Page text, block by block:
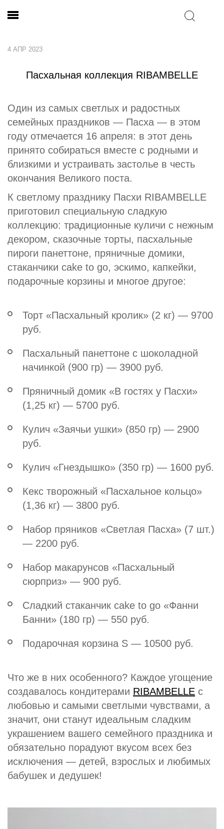
4 АПР 2023
Пасхальная коллекция RIBAMBELLE
Один из самых светлых и радостных
семейных праздников — Пасха — в этом
году отмечается 16 апреля: в этот день
принято собираться вместе с родными и
близкими и устраивать застолье в честь
окончания Великого поста.
К светлому празднику Пасхи RIBAMBELLE
приготовил специальную сладкую
коллекцию: традиционные куличи с нежным
декором, сказочные торты, пасхальные
пироги панеттоне, пряничные домики,
стаканчики cake to go, эскимо, капкейки,
подарочные корзины и многое другое:
Торт «Пасхальный кролик» (2 кг) — 9700
руб.
Пасхальный панеттоне с шоколадной
начинкой (900 гр) — 3900 руб.
Пряничный домик «В гостях у Пасхи»
(1,25 кг) — 5700 руб.
Кулич «Заячьи ушки» (850 гр) — 2900
руб.
Кулич «Гнездышко» (350 гр) — 1600 руб.
Кекс творожный «Пасхальное кольцо»
(1,36 кг) — 3800 руб.
Набор пряников «Светлая Пасха» (7 шт.)
— 2200 руб.
Набор макарунсов «Пасхальный
сюрприз» — 900 руб.
Сладкий стаканчик cake to go «Фанни
Банни» (180 гр) — 550 руб.
Подарочная корзина S — 10500 руб.
Что же в них особенного? Каждое угощение
создавалось кондитерами RIBAMBELLE с
любовью и самыми светлыми чувствами, а
значит, они станут идеальным сладким
украшением вашего семейного праздника и
обязательно порадуют вкусом всех без
исключения — детей, взрослых и любимых
бабушек и дедушек!